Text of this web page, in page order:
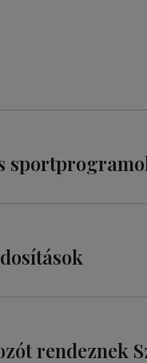
rendeznek